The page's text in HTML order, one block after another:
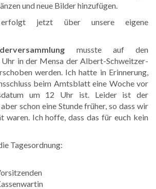
und neue Bilder hinzufügen.
erfolgt jetzt über unsere eigene
musste auf den
in der Mensa der Albert-Schweitzer-
werden. Ich hatte in Erinnerung,
beim Amtsblatt eine Woche vor
um 12 Uhr ist. Leider ist der
schon eine Stunde früher, so dass wir
waren. Ich hoffe, dass das für euch kein
Tagesordnung: